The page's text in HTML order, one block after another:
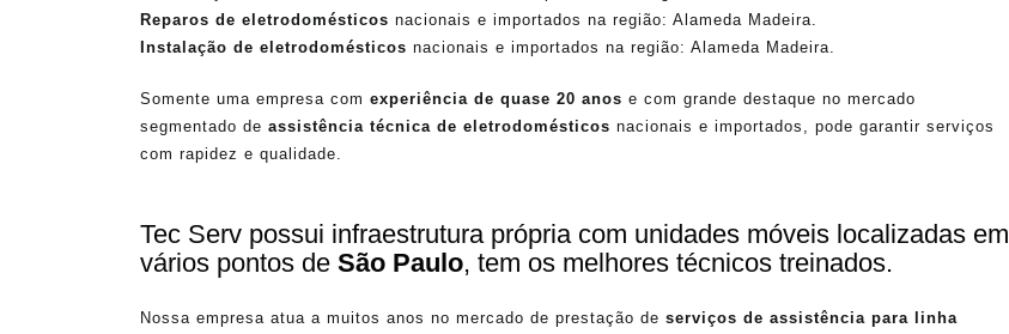
Reparos de eletrodomésticos nacionais e importados na região: Alameda Madeira.
Instalação de eletrodomésticos nacionais e importados na região: Alameda Madeira.
Somente uma empresa com experiência de quase 20 anos e com grande destaque no mercado
segmentado de assistência técnica de eletrodomésticos nacionais e importados, pode garantir serviços
com rapidez e qualidade.
Tec Serv possui infraestrutura própria com unidades móveis localizadas em
vários pontos de São Paulo, tem os melhores técnicos treinados.
Nossa empresa atua a muitos anos no mercado de prestação de serviços de assistência para linha